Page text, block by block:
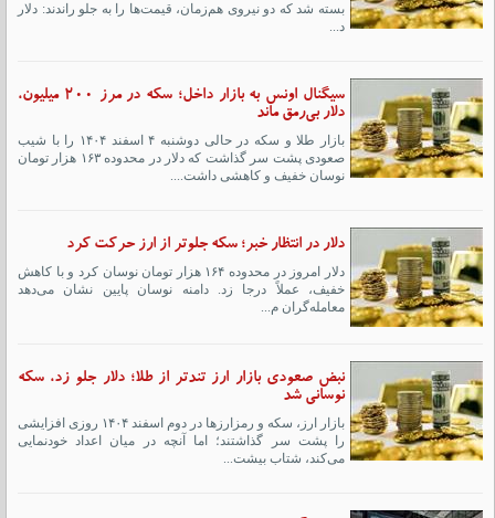
بسته شد که دو نیروی هم‌زمان، قیمت‌ها را به جلو راندند: دلار
د...
سیگنال اونس به بازار داخل؛ سکه در مرز ۲۰۰ میلیون،
دلار بی‌رمق ماند
بازار طلا و سکه در حالی دوشنبه ۴ اسفند ۱۴۰۴ را با شیب
صعودی پشت سر گذاشت که دلار در محدوده ۱۶۳ هزار تومان
نوسان خفیف و کاهشی داشت....
دلار در انتظار خبر؛ سکه جلوتر از ارز حرکت کرد
دلار امروز در محدوده ۱۶۴ هزار تومان نوسان کرد و با کاهش
خفیف، عملاً درجا زد. دامنه نوسان پایین نشان می‌دهد
معامله‌گران م...
نبض صعودی بازار ارز تندتر از طلا؛ دلار جلو زد، سکه
نوسانی شد
بازار ارز، سکه و رمزارزها در دوم اسفند ۱۴۰۴ روزی افزایشی
را پشت سر گذاشتند؛ اما آنچه در میان اعداد خودنمایی
می‌کند، شتاب بیشت...